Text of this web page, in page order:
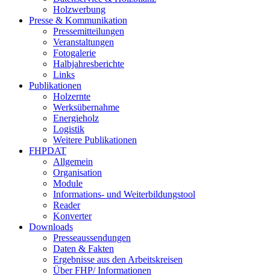
Holzwerbung
Presse & Kommunikation
Pressemitteilungen
Veranstaltungen
Fotogalerie
Halbjahresberichte
Links
Publikationen
Holzernte
Werksübernahme
Energieholz
Logistik
Weitere Publikationen
FHPDAT
Allgemein
Organisation
Module
Informations- und Weiterbildungstool
Reader
Konverter
Downloads
Presseaussendungen
Daten & Fakten
Ergebnisse aus den Arbeitskreisen
Über FHP/ Informationen